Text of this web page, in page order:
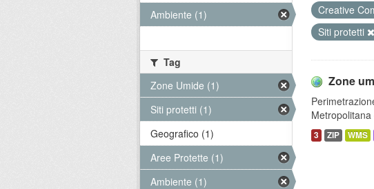
Creative
Siti protetti
Zone
3 ZIP WMS
Ambiente (1)
Tag
Zone Umide (1)
Siti protetti (1)
Geografico (1)
Aree Protette (1)
Ambiente (1)